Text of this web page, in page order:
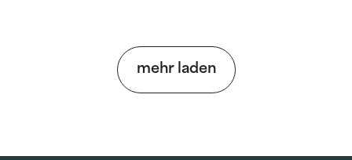
mehr laden